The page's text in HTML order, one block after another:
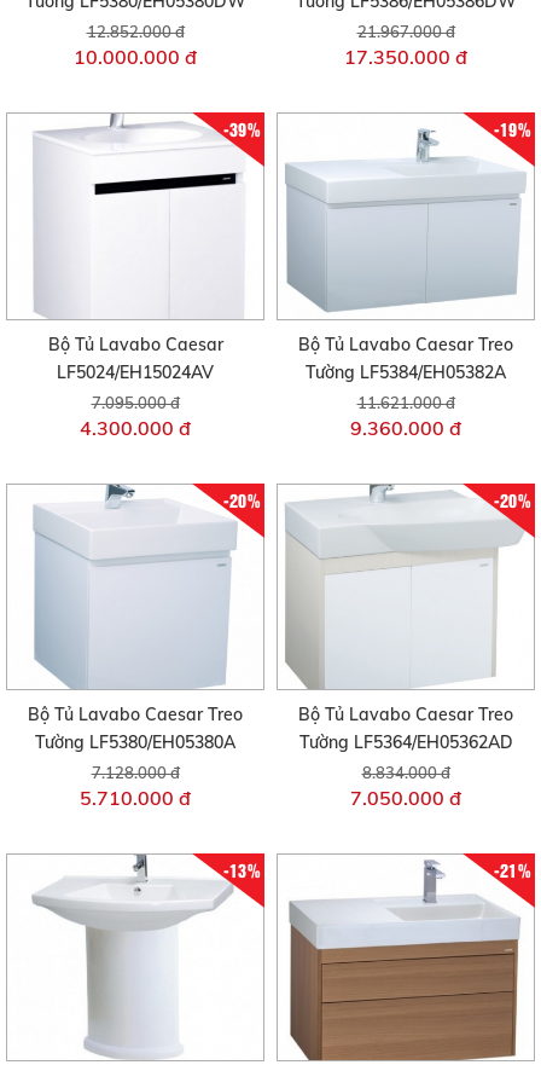
12.852.000 đ
10.000.000 đ
21.967.000 đ
17.350.000 đ
-39%
Bộ Tủ Lavabo Caesar
LF5024/EH15024AV
7.095.000 đ
4.300.000 đ
-19%
Bộ Tủ Lavabo Caesar Treo
Tường LF5384/EH05382A
11.621.000 đ
9.360.000 đ
-20%
Bộ Tủ Lavabo Caesar Treo
Tường LF5380/EH05380A
7.128.000 đ
5.710.000 đ
-20%
Bộ Tủ Lavabo Caesar Treo
Tường LF5364/EH05362AD
8.834.000 đ
7.050.000 đ
-13% -21%